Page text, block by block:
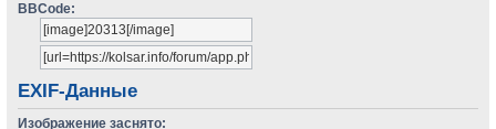
BBCode:
EXIF-Данные
Изображение заснято: